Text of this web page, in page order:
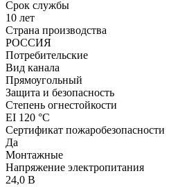
Срок службы
10 лет
Страна производства
РОССИЯ
Потребительские
Вид канала
Прямоугольный
Защита и безопасность
Степень огнестойкости
EI 120 °С
Сертификат пожаробезопасности
Да
Монтажные
Напряжение электропитания
24,0 В